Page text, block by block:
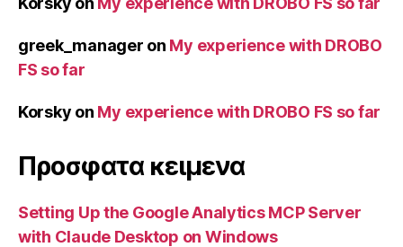
greek_manager on My experience with DROBO
FS so far
Korsky on My experience with DROBO FS so far
Προσφατα κειμενα
Setting Up the Google Analytics MCP Server
with Claude Desktop on Windows